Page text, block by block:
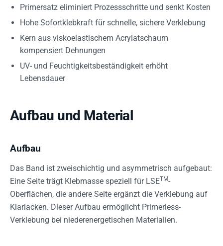
Primersatz eliminiert Prozessschritte und senkt Kosten
Hohe Sofortklebkraft für schnelle, sichere Verklebung
Kern aus viskoelastischem Acrylatschaum
kompensiert Dehnungen
UV- und Feuchtigkeitsbeständigkeit erhöht
Lebensdauer
Aufbau und Material
Aufbau
Das Band ist zweischichtig und asymmetrisch aufgebaut:
Eine Seite trägt Klebmasse speziell für LSETM-
Oberflächen, die andere Seite ergänzt die Verklebung auf
Klarlacken. Dieser Aufbau ermöglicht Primerless-
Verklebung bei niederenergetischen Materialien.